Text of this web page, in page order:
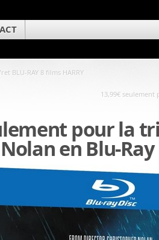
BLU-RAY 8 films HARRY
13,99€ seulement
pour la
en Blu-Ray